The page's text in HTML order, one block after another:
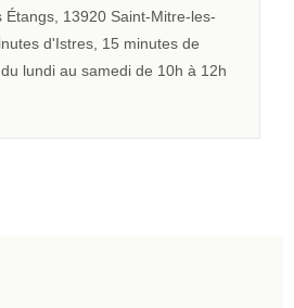
Étangs, 13920 Saint-Mitre-les-
d'Istres, 15 minutes de
lundi au samedi de 10h à 12h